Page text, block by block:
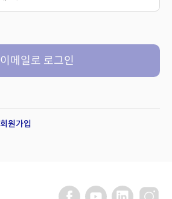
이메일로 로그인
회원가입